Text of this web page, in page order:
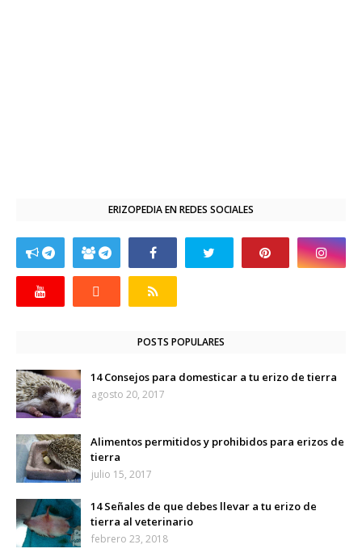
ERIZOPEDIA EN REDES SOCIALES
POSTS POPULARES
14 Consejos para domesticar a tu erizo de tierra
agosto 20, 2017
Alimentos permitidos y prohibidos para erizos de
tierra
julio 15, 2017
14 Señales de que debes llevar a tu erizo de
tierra al veterinario
febrero 23, 2018